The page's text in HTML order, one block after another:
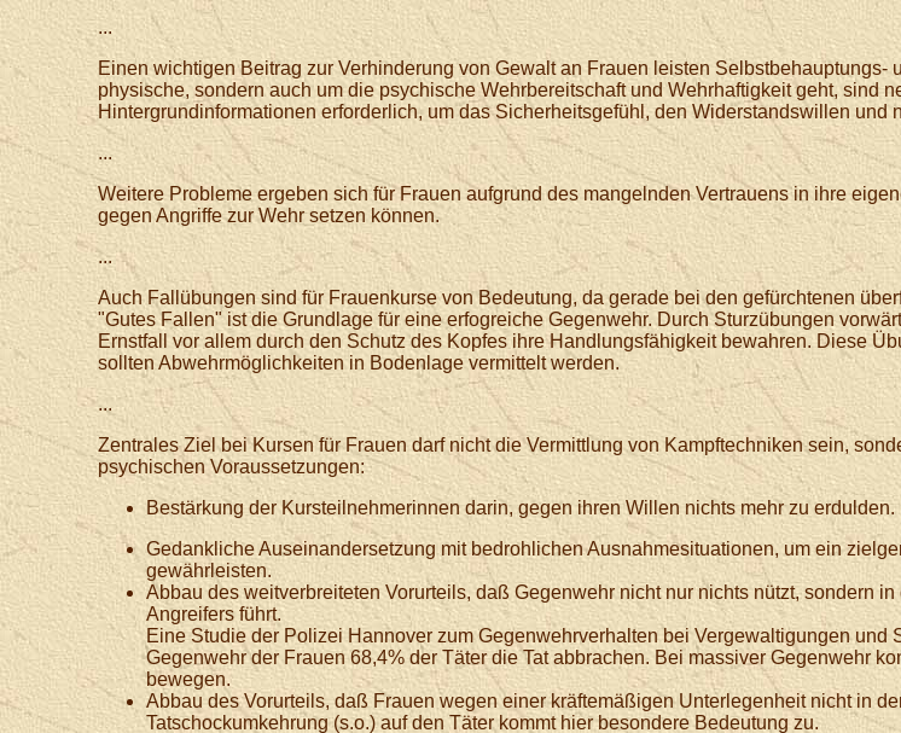
...
Einen wichtigen Beitrag zur Verhinderung von Gewalt an Frauen leisten
physische, sondern auch um die psychische Wehrbereitschaft und Wehrhaftigkeit geht, sind
Hintergrundinformationen erforderlich, um das Sicherheitsgefühl, den Widerstandswillen
...
Weitere Probleme ergeben sich für Frauen aufgrund des mangelnden Vertrauens in ihre
gegen Angriffe zur Wehr setzen können.
...
Auch Fallübungen sind für Frauenkurse von Bedeutung, da gerade bei den gefürchtenen
"Gutes Fallen" ist die Grundlage für eine erfogreiche Gegenwehr. Durch Sturzübungen
Ernstfall vor allem durch den Schutz des Kopfes ihre Handlungsfähigkeit bewahren. Diese
sollten Abwehrmöglichkeiten in Bodenlage vermittelt werden.
...
Zentrales Ziel bei Kursen für Frauen darf nicht die Vermittlung von Kampftechniken sein,
psychischen Voraussetzungen:
Bestärkung der Kursteilnehmerinnen darin, gegen ihren Willen nichts mehr zu erdulden.
Gedankliche Auseinandersetzung mit bedrohlichen Ausnahmesituationen, um ein
gewährleisten.
Abbau des weitverbreiteten Vorurteils, daß Gegenwehr nicht nur nichts nützt, sondern
Angreifers führt.
Eine Studie der Polizei Hannover zum Gegenwehrverhalten bei Vergewaltigungen
Gegenwehr der Frauen 68,4% der Täter die Tat abbrachen. Bei massiver Gegenwehr
bewegen.
Abbau des Vorurteils, daß Frauen wegen einer kräftemäßigen Unterlegenheit nicht in
Tatschockumkehrung (s.o.) auf den Täter kommt hier besondere Bedeutung zu.